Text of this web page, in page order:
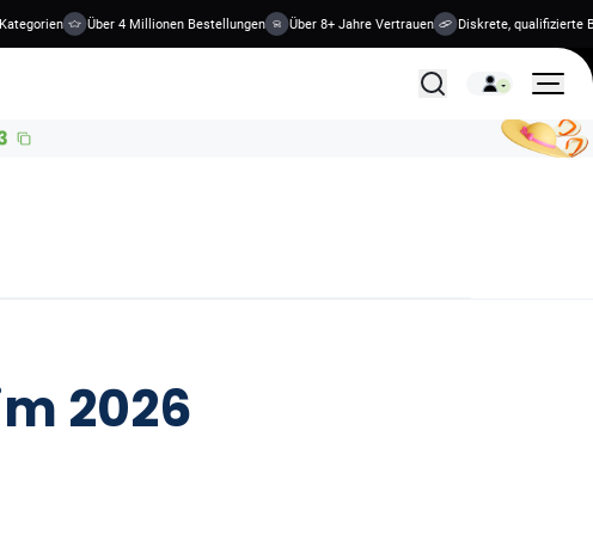
Über 4 Millionen Bestellungen Über 8+ Jahre Vertrauen Diskrete, qualifizierte
Alle Behandlungen
2026